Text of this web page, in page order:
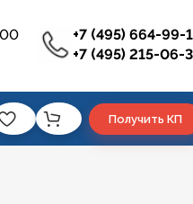
+7 (495) 664-99-
+7 (495) 215-06-
Получить КП